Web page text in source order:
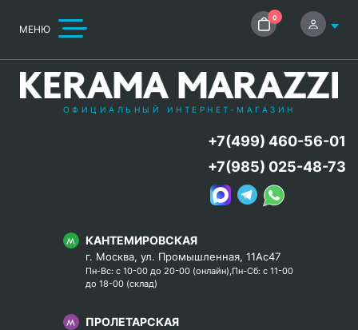
МЕНЮ
0
ОФИЦИАЛЬНЫЙ ИНТЕРНЕТ-МАГАЗИН
КАНТЕМИРОВСКАЯ
г. Москва, ул. Промышленная, 11Ас47
Пн-Вс: с 10-00 до 20-00 (онлайн),Пн-Сб: с 11-00
до 18-00 (склад)
ПРОЛЕТАРСКАЯ
+7(499) 460-56-01
+7(985) 025-48-73